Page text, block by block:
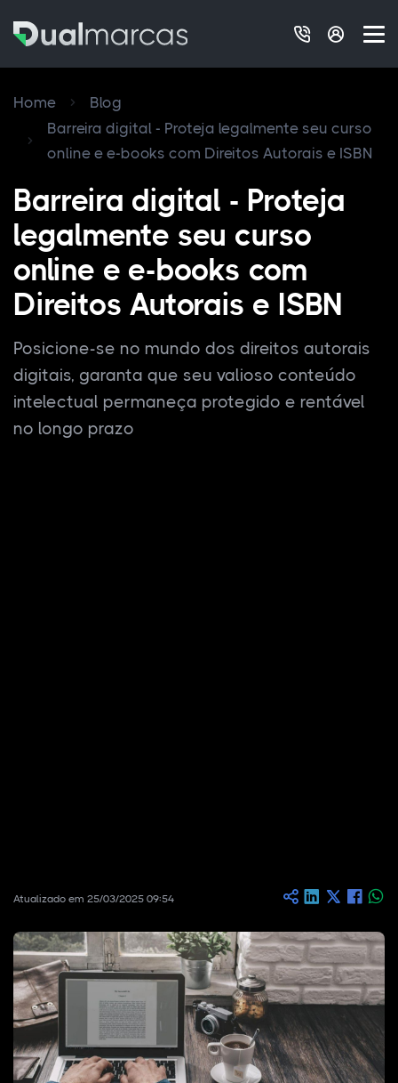
Home
Blog
Barreira digital - Proteja legalmente seu curso
online e e-books com Direitos Autorais e ISBN
Barreira digital - Proteja
legalmente seu curso
online e e-books com
Direitos Autorais e ISBN
Posicione-se no mundo dos direitos autorais
digitais, garanta que seu valioso conteúdo
intelectual permaneça protegido e rentável
no longo prazo
Atualizado em 25/03/2025 09:54